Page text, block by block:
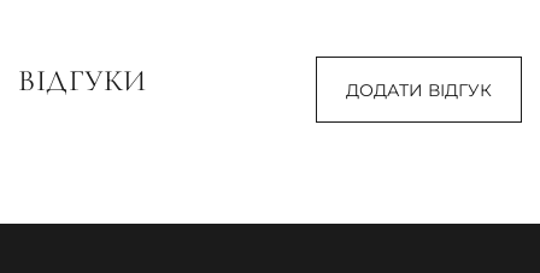
ВІДГУКИ ДОДАТИ ВІДГУК